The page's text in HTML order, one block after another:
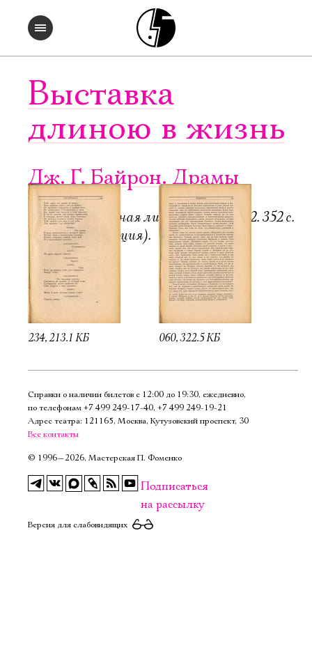
Выставка
длиною в жизнь
Дж. Г. Байрон. Драмы
Пб.-М.: Всемирная литература, 1922. 352 с.
6000 экз. (редакция).
234, 213.1 КБ 060, 322.5 КБ
Справки о наличии билетов с 12:00 до 19:30, ежедневно,
по телефонам +7 499 249‑17‑40, +7 499 249‑19‑21
Адрес театра: 121165, Москва, Кутузовский проспект, 30
Все контакты
© 1996—2026, Мастерская П. Фоменко
Подписаться
на рассылку
Версия для слабовидящих